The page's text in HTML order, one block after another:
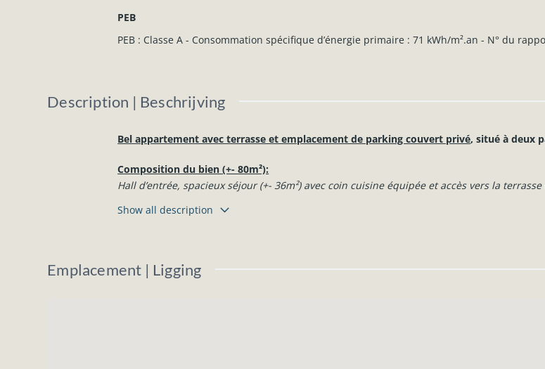
PEB
PEB : Classe A - Consommation spécifique d’énergie primaire : 71 kWh/m².an - N° du
Description | Beschrijving
Bel appartement avec terrasse et emplacement de parking couvert privé, situé à deux
Composition du bien (+- 80m²):
Hall d’entrée, spacieux séjour (+- 36m²) avec coin cuisine équipée et accès vers la
Ascenseur dans l’immeuble. Cave privative.
Belle situation à proximité du centre de Libramont et des commerces et écoles,
Show all description
Emplacement | Ligging